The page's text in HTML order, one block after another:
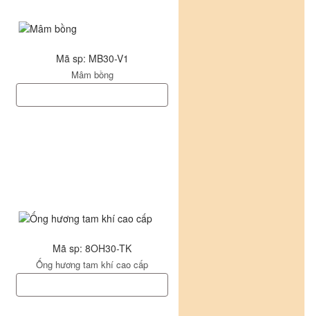
Mã sp: MB30-V1
Mâm bồng
Mã sp: 8OH30-TK
Ống hương tam khí cao cấp